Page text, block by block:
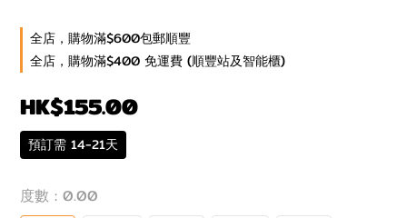
全店，購物滿$600包郵順豐
全店，購物滿$400 免運費 (順豐站及智能櫃)
HK$155.00
預訂需 14-21天
度數 : 0.00